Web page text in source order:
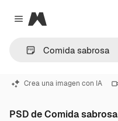
Close menu
Magnific
Crea una imagen con IA
PSD de Comida sabrosa